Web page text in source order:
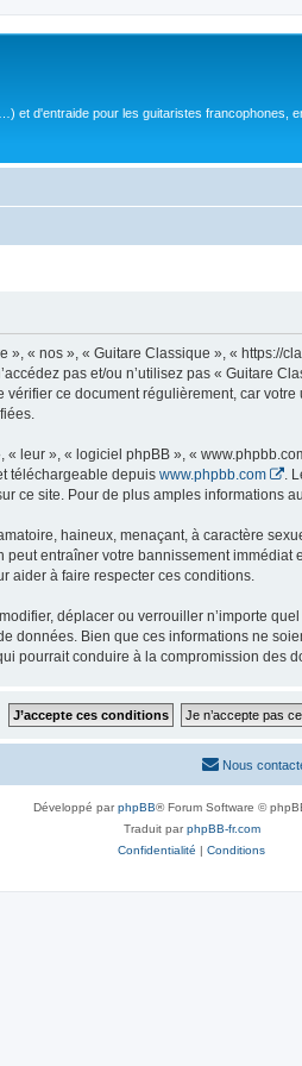
et d'entraide pour les guitaristes francophones,
« nos », « Guitare Classique », « https://
pas et/ou n’utilisez pas « Guitare
ce document régulièrement, car
leur », « logiciel phpBB », «
téléchargeable depuis www.phpbb.com
.
ce site. Pour de plus amples informations
haineux, menaçant, à caractère
entraîner votre bannissement
aider à faire respecter ces conditions.
déplacer ou verrouiller n’importe
données. Bien que ces informations ne
pourrait conduire à la compromission des
Nous
Développé parphpBB® Forum Software ©
Traduit parphpBB-fr.com
Confidentialité | Conditions